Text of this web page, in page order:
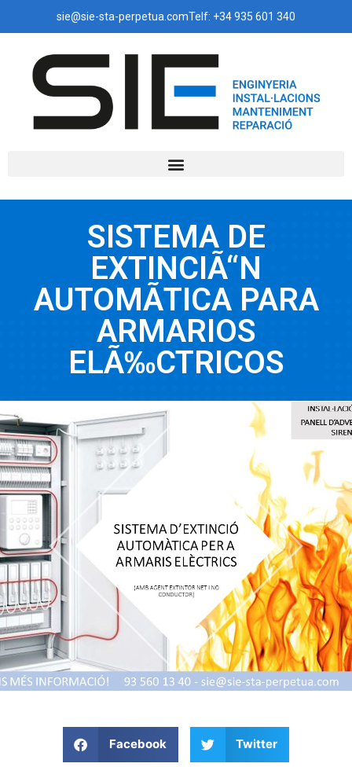
sie@sie-sta-perpetua.comTelf: +34 935 601 340
SISTEMA DE
EXTINCIÃ“N
AUTOMÃTICA PARA
ARMARIOS
ELÃ‰CTRICOS
Facebook Twitter